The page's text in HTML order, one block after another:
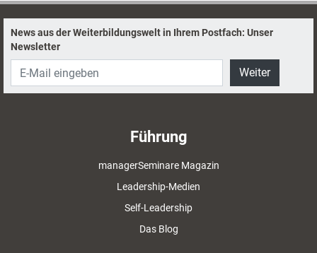
News aus der Weiterbildungswelt in Ihrem Postfach: Unser
Newsletter
Weiter
Führung
managerSeminare Magazin
Leadership-Medien
Self-Leadership
Das Blog